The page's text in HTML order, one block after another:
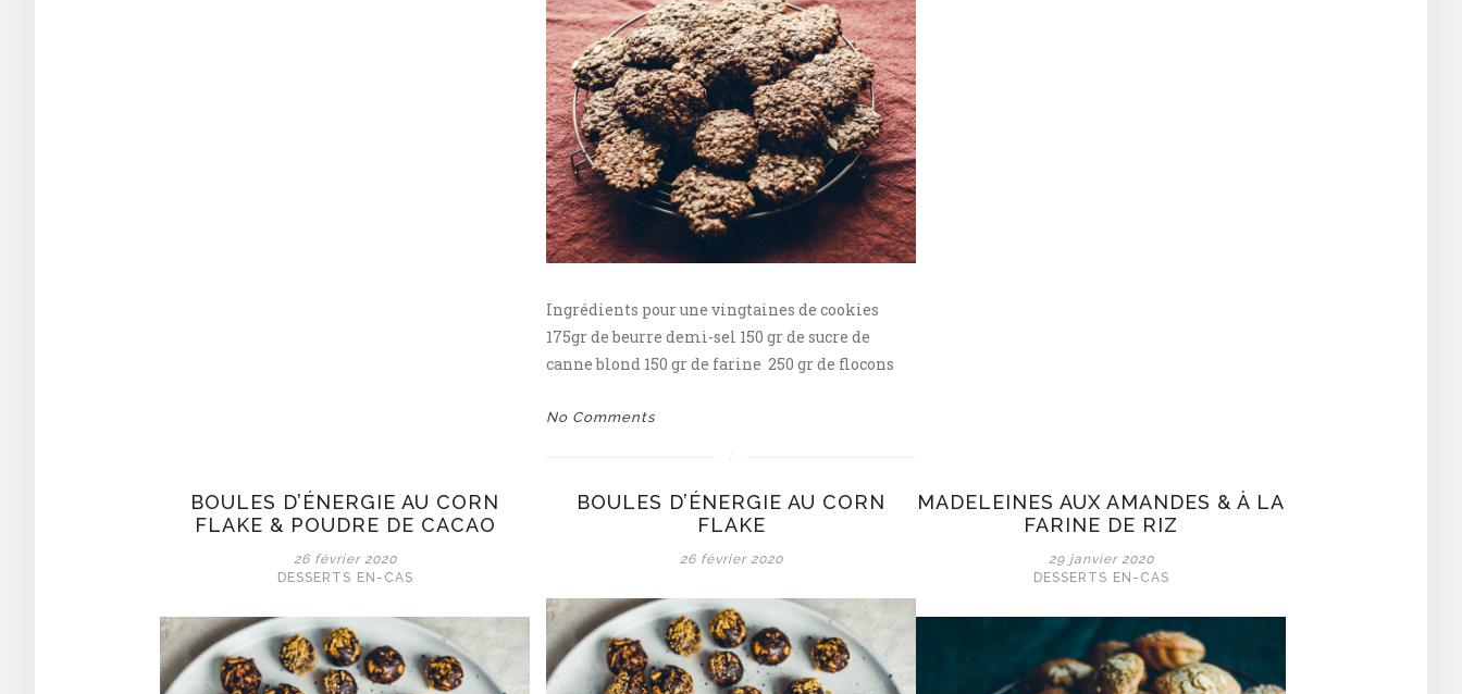
Ingrédients pour une vingtaines de cookies
175gr de beurre demi-sel 150 gr de sucre de
canne blond 150 gr de farine 250 gr de flocons
No Comments
BOULES D’ÉNERGIE AU CORN
FLAKE & POUDRE DE CACAO
26 février 2020
DESSERTS EN-CAS
BOULES D’ÉNERGIE AU CORN
FLAKE
26 février 2020
MADELEINES AUX AMANDES & À LA
FARINE DE RIZ
29 janvier 2020
DESSERTS EN-CAS